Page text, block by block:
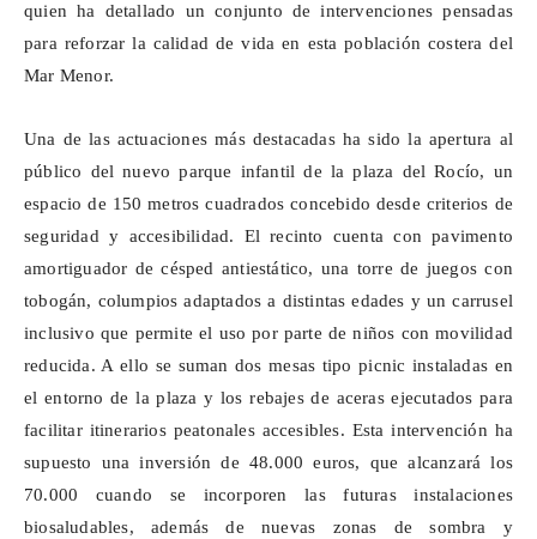
quien ha detallado un conjunto de intervenciones pensadas
para reforzar la calidad de vida en esta población costera del
Mar Menor.
Una de las actuaciones más destacadas ha sido la apertura al
público del nuevo parque infantil de la plaza del Rocío, un
espacio de 150 metros cuadrados concebido desde criterios de
seguridad y accesibilidad. El recinto cuenta con pavimento
amortiguador de césped antiestático, una torre de juegos con
tobogán, columpios adaptados a distintas edades y un carrusel
inclusivo que permite el uso por parte de niños con movilidad
reducida. A ello se suman dos mesas tipo picnic instaladas en
el entorno de la plaza y los rebajes de aceras ejecutados para
facilitar itinerarios peatonales accesibles. Esta intervención ha
supuesto una inversión de 48.000 euros, que alcanzará los
70.000 cuando se incorporen las futuras instalaciones
biosaludables, además de nuevas zonas de sombra y